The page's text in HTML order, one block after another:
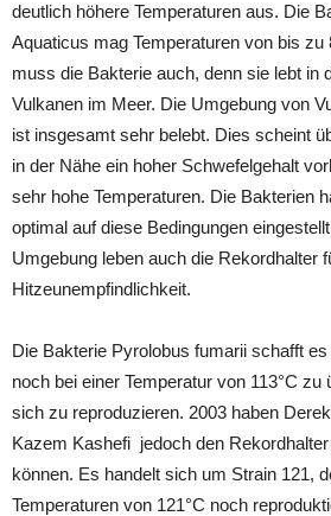
deutlich höhere Temperaturen aus. Die
Aquaticus mag Temperaturen von bis zu
muss die Bakterie auch, denn sie lebt in
Vulkanen im Meer. Die Umgebung von
ist insgesamt sehr belebt. Dies scheint
in der Nähe ein hoher Schwefelgehalt
sehr hohe Temperaturen. Die Bakterien
optimal auf diese Bedingungen
Umgebung leben auch die Rekordhalter
Hitzeunempfindlichkeit.
Die Bakterie Pyrolobus fumarii schafft
noch bei einer Temperatur von 113°C zu
sich zu reproduzieren. 2003 haben
Kazem Kashefi jedoch den
können. Es handelt sich um Strain 121,
Temperaturen von 121°C noch